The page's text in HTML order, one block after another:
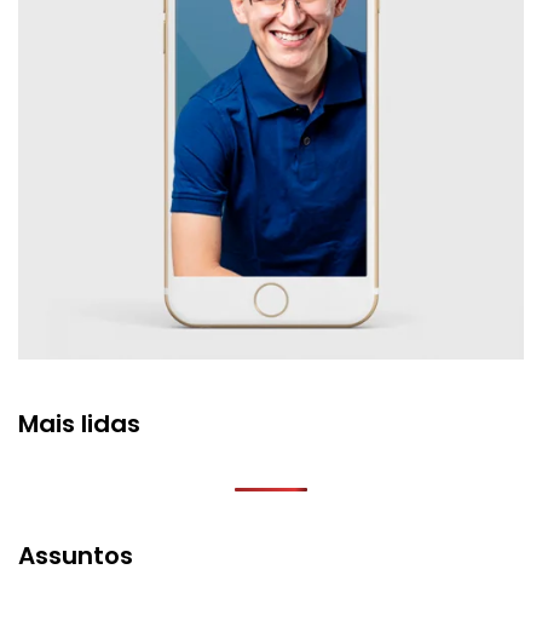
Mais lidas
Assuntos